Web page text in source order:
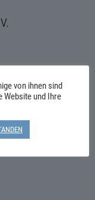
von ihnen sind
Website und Ihre